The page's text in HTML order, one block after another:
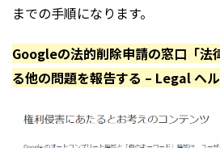
までの手順になります。
Googleの法的削除申請の窓口「法
る他の問題を報告する – Legal ヘ